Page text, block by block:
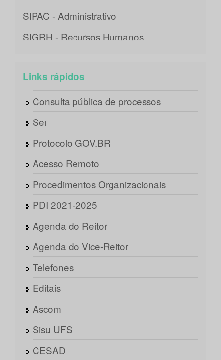
SIPAC - Administrativo
SIGRH - Recursos Humanos
Links rápidos
Consulta pública de processos
Sei
Protocolo GOV.BR
Acesso Remoto
Procedimentos Organizacionais
PDI 2021-2025
Agenda do Reitor
Agenda do Vice-Reitor
Telefones
Editais
Ascom
Sisu UFS
CESAD